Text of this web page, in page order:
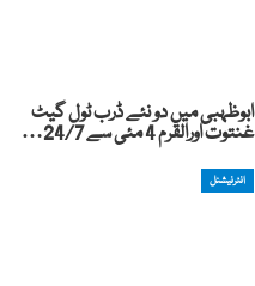
ابوظہبی میں دو نئے ڈرب ٹول گیٹ
غنتوت اورالقرم 4 مئی سے 24/7…
انٹرنیشنل